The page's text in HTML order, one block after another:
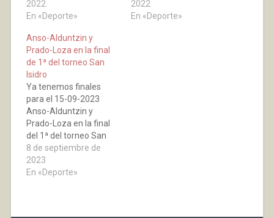
hermanos Merino
demostraron que a
y que Miguel no se
encontraba en su
demarcación habitual,
forman una estupenda
pareja capaz de plantar
cara…
2022
En «Deporte»
la que la pelota estará
más viva que nunca, tal
2022
En «Deporte»
Anso-Alduntzin y
Prado-Loza en la final
de 1ª del torneo San
Isidro
Ya tenemos finales
para el 15-09-2023
Anso-Alduntzin y
Prado-Loza en la final
del 1ª del torneo San
Isidro Campo-Nicolás &
Iruzubieta-Canseco en
la final de 2ª del torneo
8 de septiembre de
2023
En «Deporte»